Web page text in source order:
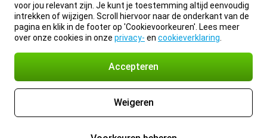
voor jou relevant zijn. Je kunt je toestemming altijd eenvoudig
intrekken of wijzigen. Scroll hiervoor naar de onderkant van de
pagina en klik in de footer op 'Cookievoorkeuren'. Lees meer
over onze cookies in onze privacy- en cookieverklaring
Accepteren
Weigeren